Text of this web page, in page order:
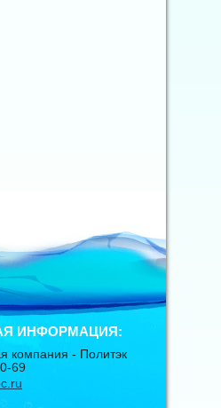
ИНФОРМАЦИЯ:
компания - Политэк
69